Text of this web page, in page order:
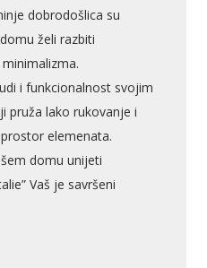
i Vrt i Zaštitna
dobrodošlica su
želi razbiti
i funkcionalnost svojim
pruža lako rukovanje i
elemenata.
domu unijeti
Vaš je savršeni